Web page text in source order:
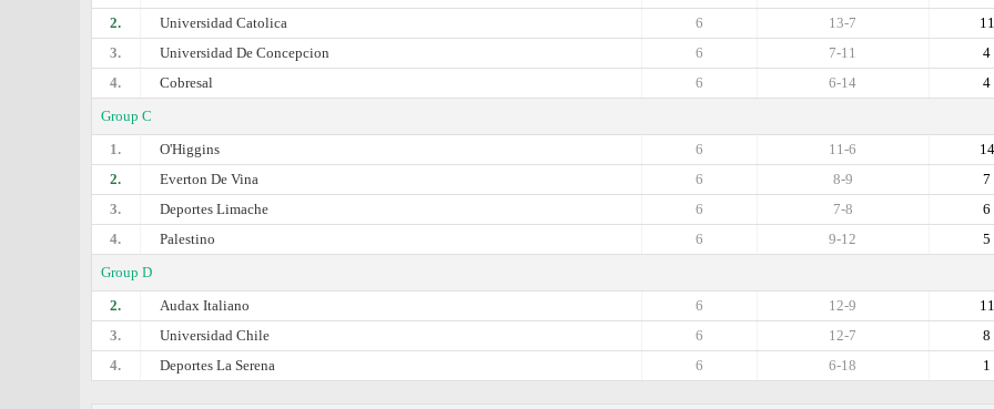
2.
Universidad Catolica 11
13-7
6
3.
Universidad De Concepcion 4
7-11
6
4.
Cobresal 4
6-14
6
Group C
1.
O'Higgins 14
11-6
6
2.
Everton De Vina 7
8-9
6
3.
Deportes Limache 6
7-8
6
4.
Palestino 5
9-12
6
Group D
2.
Audax Italiano 11
12-9
6
3.
Universidad Chile 8
12-7
6
4.
Deportes La Serena 1
6-18
6